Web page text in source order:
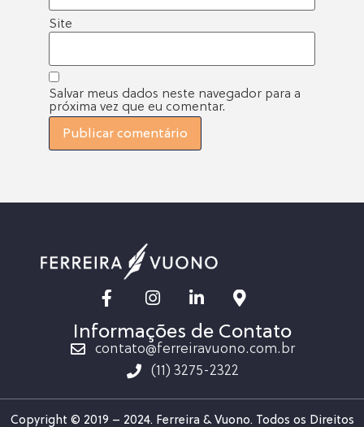
Site
Salvar meus dados neste navegador para a
próxima vez que eu comentar.
Informações de Contato
contato@ferreiravuono.com.br
(11) 3275-2322
Copyright © 2019 – 2024. Ferreira & Vuono. Todos os Direitos